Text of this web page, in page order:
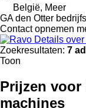
België, Meer
GA den Otter
Contact opnemen
Details
Zoekresultaten: 7
Toon
Prijzen voor
machines